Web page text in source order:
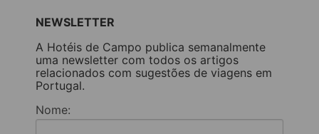
NEWSLETTER
A Hotéis de Campo publica semanalmente
uma newsletter com todos os artigos
relacionados com sugestões de viagens em
Portugal.
Nome: